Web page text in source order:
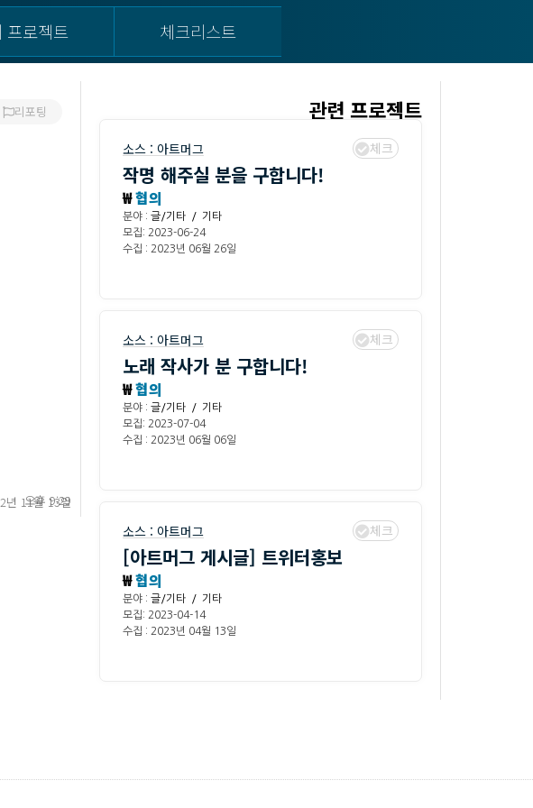
프로젝트 체크리스트
리포팅
년 11월 13일
오후 9:29
관련 프로젝트
소스 : 아트머그 체크
작명 해주실 분을 구합니다!
₩협의
분야 : 글/기타 / 기타
모집: 2023-06-24
수집 : 2023년 06월 26일
소스 : 아트머그 체크
노래 작사가 분 구합니다!
₩협의
분야 : 글/기타 / 기타
모집: 2023-07-04
수집 : 2023년 06월 06일
소스 : 아트머그 체크
[아트머그 게시글] 트위터홍보
₩협의
분야 : 글/기타 / 기타
모집: 2023-04-14
수집 : 2023년 04월 13일